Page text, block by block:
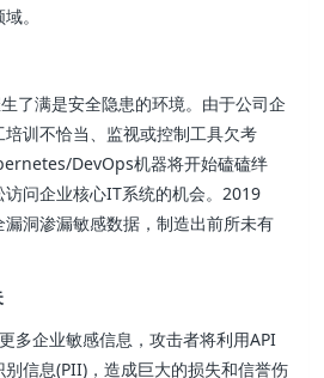
。
了满是安全隐患的环境。由于公司企
训不恰当、监视或控制工具欠考
DevOps机器将开始磕磕绊
问企业核心IT系统的机会。2019
洞渗漏敏感数据，制造出前所未有
多企业敏感信息，攻击者将利用API
信息(PII)，造成巨大的损失和信誉伤